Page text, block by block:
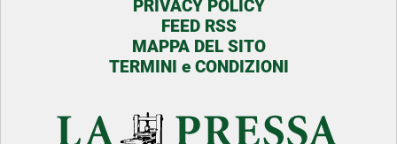
PRIVACY POLICY
FEED RSS
MAPPA DEL SITO
TERMINI e CONDIZIONI